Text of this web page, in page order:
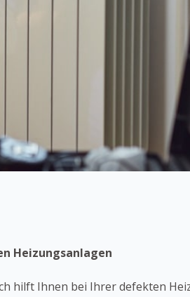
Heizungsanlagen
hilft Ihnen bei Ihrer defekten